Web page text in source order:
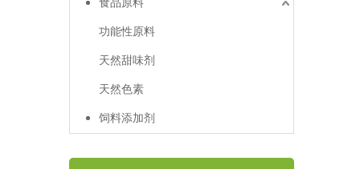
食品原料
功能性原料
天然甜味剂
天然色素
饲料添加剂